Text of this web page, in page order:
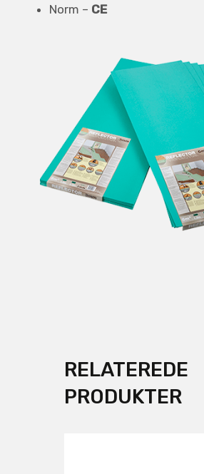
Norm – CE
RELATEREDE
PRODUKTER